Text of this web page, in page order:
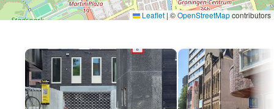
Leaflet |©OpenStreetMapcontributors